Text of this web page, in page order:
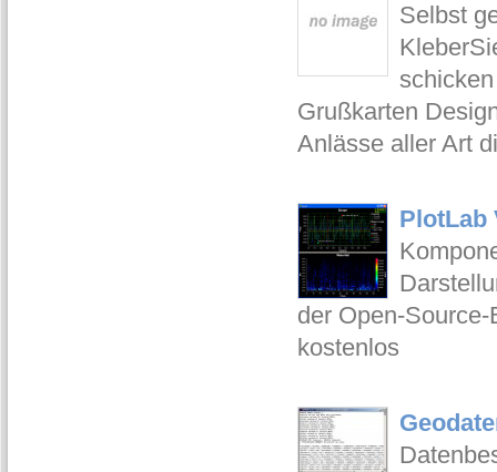
Selbst
Grußkarten
Anlässe aller Art
PlotLab
der Open-
kostenlos